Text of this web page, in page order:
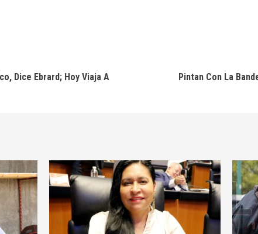
Dice Ebrard; Hoy Viaja A
Pintan Con La